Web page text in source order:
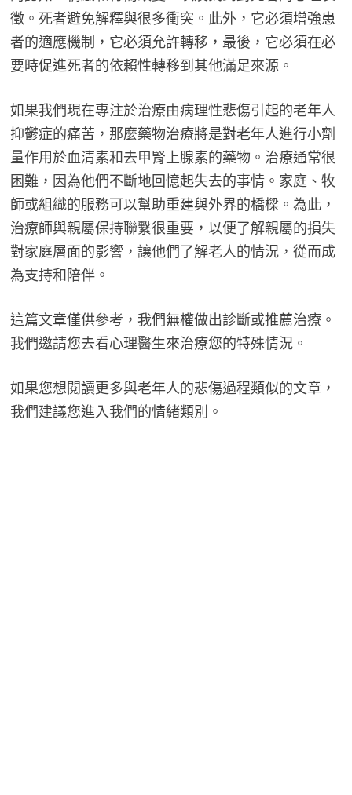
徵。死者避免解釋與很多衝突。此外，它必須增強患
者的適應機制，它必須允許轉移，最後，它必須在必
要時促進死者的依賴性轉移到其他滿足來源。
如果我們現在專注於治療由病理性悲傷引起的老年人
抑鬱症的痛苦，那麼藥物治療將是對老年人進行小劑
量作用於血清素和去甲腎上腺素的藥物。治療通常很
困難，因為他們不斷地回憶起失去的事情。家庭、牧
師或組織的服務可以幫助重建與外界的橋樑。為此，
治療師與親屬保持聯繫很重要，以便了解親屬的損失
對家庭層面的影響，讓他們了解老人的情況，從而成
為支持和陪伴。
這篇文章僅供參考，我們無權做出診斷或推薦治療。
我們邀請您去看心理醫生來治療您的特殊情況。
如果您想閱讀更多與老年人的悲傷過程類似的文章，
我們建議您進入我們的情緒類別。